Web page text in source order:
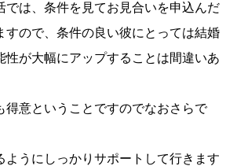
では、条件を見てお見合いを申込んだ
ので、 条件の良い彼にとっては結婚
性が大幅にアップすることは間違いあ
得意ということですのでなおさらで
ようにしっかりサポートして行きます